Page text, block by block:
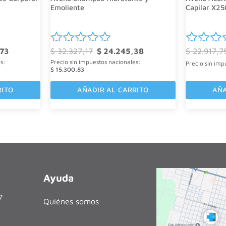
Emoliente
Valorado
con
0
$32.327,17 El
precio
original
$ 24.245,38
Precio sin impuestos nacionales:
$ 15.300,83
AÑADIR AL CARRITO
Capilar
con
0
$
Precio sin
Ayuda
Quiénes somos